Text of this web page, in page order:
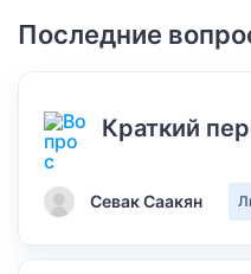
Последние
Краткий
Севак Саакян